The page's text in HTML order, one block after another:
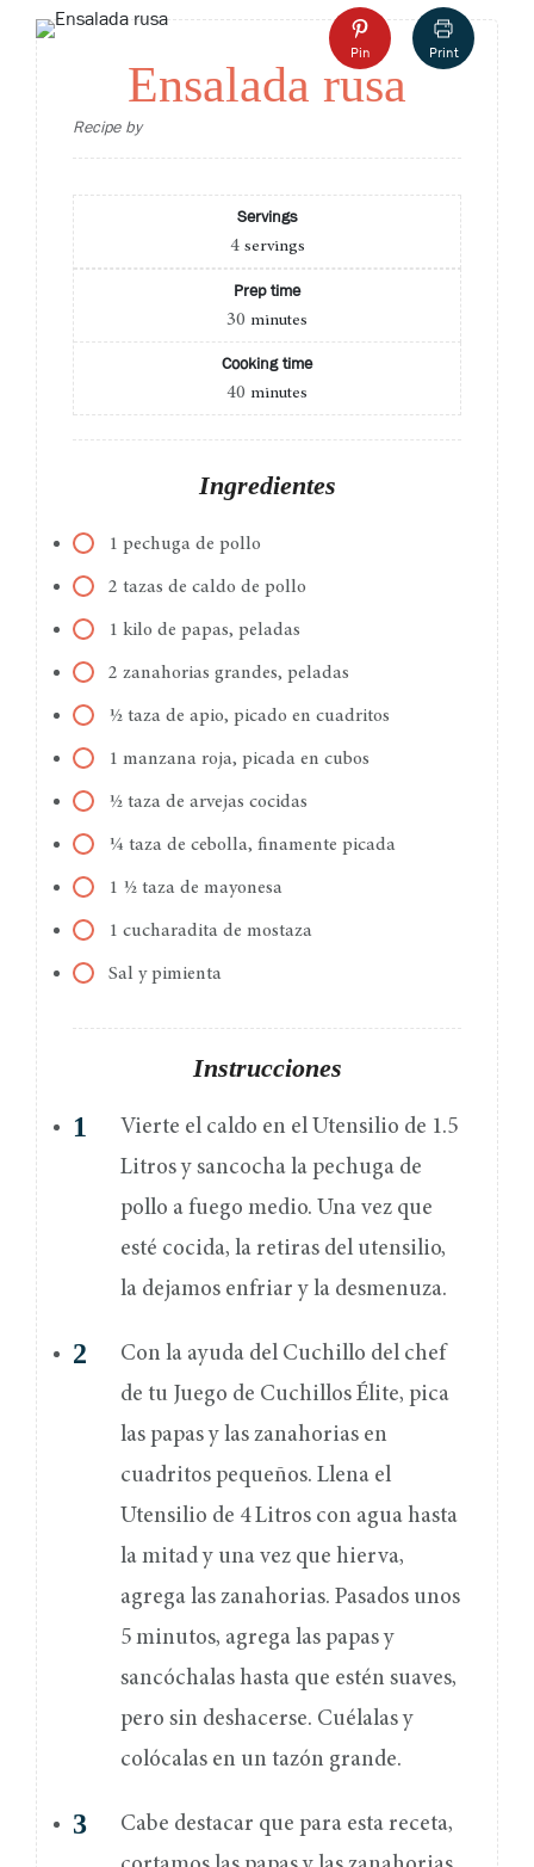
Pin Print
Ensalada rusa
Recipe by
Servings
4 servings
Prep time
30 minutes
Cooking time
40 minutes
Ingredientes
1 pechuga de pollo
2 tazas de caldo de pollo
1 kilo de papas, peladas
2 zanahorias grandes, peladas
½ taza de apio, picado en cuadritos
1 manzana roja, picada en cubos
½ taza de arvejas cocidas
¼ taza de cebolla, finamente picada
1 ½ taza de mayonesa
1 cucharadita de mostaza
Sal y pimienta
Instrucciones
Vierte el caldo en el Utensilio de 1.5
Litros y sancocha la pechuga de
pollo a fuego medio. Una vez que
esté cocida, la retiras del utensilio,
la dejamos enfriar y la desmenuza.
Con la ayuda del Cuchillo del chef
de tu Juego de Cuchillos Élite, pica
las papas y las zanahorias en
cuadritos pequeños. Llena el
Utensilio de 4 Litros con agua hasta
la mitad y una vez que hierva,
agrega las zanahorias. Pasados unos
5 minutos, agrega las papas y
sancóchalas hasta que estén suaves,
pero sin deshacerse. Cuélalas y
colócalas en un tazón grande.
Cabe destacar que para esta receta,